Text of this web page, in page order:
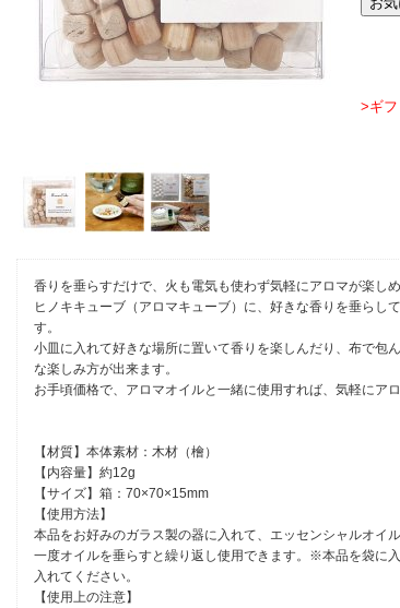
>ギ
香りを垂らすだけで、火も電気も使わず気軽にアロマが楽しめ
ヒノキキューブ（アロマキューブ）に、好きな香りを垂らし
す。
小皿に入れて好きな場所に置いて香りを楽しんだり、布で包
な楽しみ方が出来ます。
お手頃価格で、アロマオイルと一緒に使用すれば、気軽にア
【材質】本体素材：木材（檜）
【内容量】約12g
【サイズ】箱：70×70×15mm
【使用方法】
本品をお好みのガラス製の器に入れて、エッセンシャルオイ
一度オイルを垂らすと繰り返し使用できます。※本品を袋に
入れてください。
【使用上の注意】